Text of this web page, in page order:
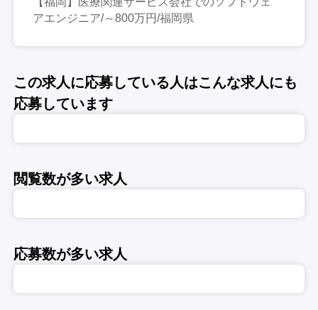
アエンジニア/～800万円/福岡県
この求人に応募している人はこんな求人にも
応募しています
閲覧数が多い求人
応募数が多い求人